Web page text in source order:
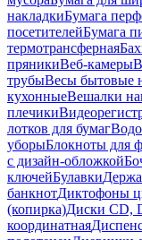
накладкиБумага
посетителейБумага
термотрансферная
пряникиВеб-камеры
трубыВесы бытовые
кухонныеВешалки
плечики
лотков для бумаг
уборыБлокноты для
с дизайн-обложкой
ключейБулавки
банкнотДиктофоны
(копирка)Диски CD,
координатная